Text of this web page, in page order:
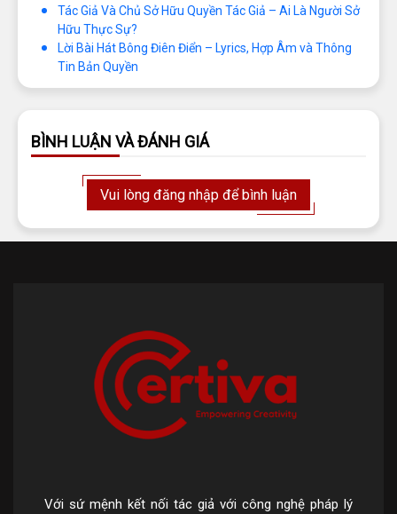
Tác Giả Và Chủ Sở Hữu Quyền Tác Giả – Ai Là Người Sở
Hữu Thực Sự?
Lời Bài Hát Bông Điên Điển – Lyrics, Hợp Âm và Thông
Tin Bản Quyền
BÌNH LUẬN VÀ ĐÁNH GIÁ
Vui lòng đăng nhập để bình luận
Với sứ mệnh kết nối tác giả với công nghệ pháp lý